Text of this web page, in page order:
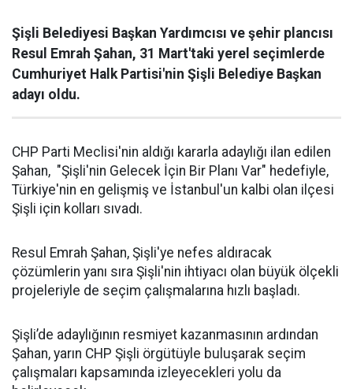
Şişli Belediyesi Başkan Yardımcısı ve şehir plancısı
Resul Emrah Şahan, 31 Mart'taki yerel seçimlerde
Cumhuriyet Halk Partisi'nin Şişli Belediye Başkan
adayı oldu.
CHP Parti Meclisi'nin aldığı kararla adaylığı ilan edilen
Şahan, "Şişli'nin Gelecek İçin Bir Planı Var" hedefiyle,
Türkiye'nin en gelişmiş ve İstanbul'un kalbi olan ilçesi
Şişli için kolları sıvadı.
Resul Emrah Şahan, Şişli'ye nefes aldıracak
çözümlerin yanı sıra Şişli'nin ihtiyacı olan büyük ölçekli
projeleriyle de seçim çalışmalarına hızlı başladı.
Şişli’de adaylığının resmiyet kazanmasının ardından
Şahan, yarın CHP Şişli örgütüyle buluşarak seçim
çalışmaları kapsamında izleyecekleri yolu da